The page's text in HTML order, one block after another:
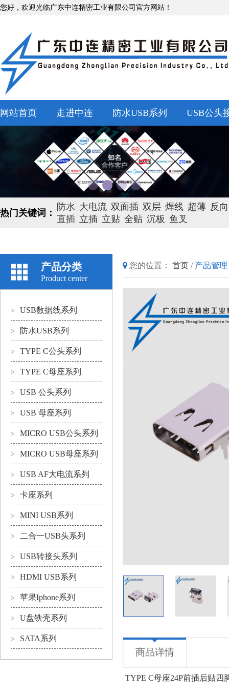
您好，欢迎光临广东中连精密工业有限公司官方网站！
网站首页 走进中连 防水USB系列 USB公头
热门关键词：
防水 大电流 双面插 双层 焊线 超薄 反向
直插 立插 立贴 全贴 沉板 鱼叉
产品分类
Product center
> USB数据线系列
> 防水USB系列
> TYPE C公头系列
> TYPE C母座系列
> USB 公头系列
> USB 母座系列
> MICRO USB公头系列
> MICRO USB母座系列
> USB AF大电流系列
> 卡座系列
> MINI USB系列
> 二合一USB头系列
> USB转接头系列
> HDMI USB系列
> 苹果Iphone系列
> U盘铁壳系列
> SATA系列
您的位置： 首页 / 产品管理
商品详情
TYPE C母座24P前插后贴四